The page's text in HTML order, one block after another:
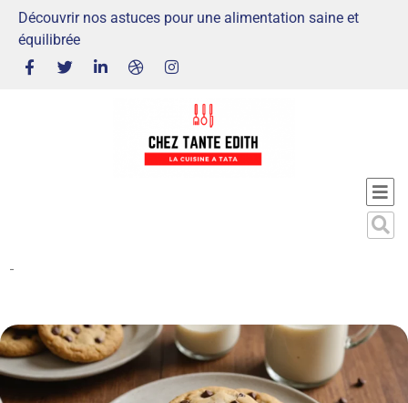
Découvrir nos astuces pour une alimentation saine et
équilibrée
-